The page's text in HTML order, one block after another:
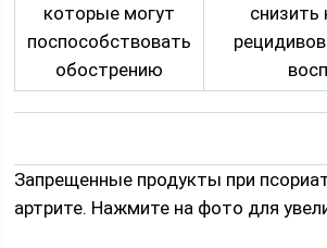
которые могут
поспособствовать
обострению
снизить
Запрещенные продукты при
артрите. Нажмите на фото для